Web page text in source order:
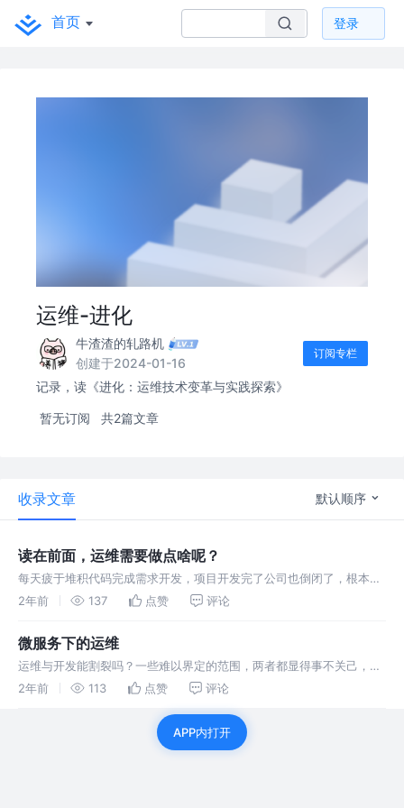
首页 登录
运维-进化
牛渣渣的轧路机
创建于2024-01-16
订阅专栏
记录，读《进化：运维技术变革与实践探索》
暂无订阅 共2篇文章
收录文章 默认顺序
读在前面，运维需要做点啥呢？
每天疲于堆积代码完成需求开发，项目开发完了公司也倒闭了，根本没
有走到运维这一步。运维比我们想象的范围要大的多，不仅仅只是到服
维中~
2年前 137 点赞 评论
微服务下的运维
运维与开发能割裂吗？一些难以界定的范围，两者都显得事不关己，却
还得在心惊胆战中相互抱怨着，一起解决问题
2年前 113 点赞 评论
APP内打开